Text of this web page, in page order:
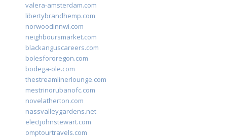
valera-amsterdam.com
libertybrandhemp.com
norwoodinnwi.com
neighboursmarket.com
blackanguscareers.com
bolesfororegon.com
bodega-ole.com
thestreamlinerlounge.com
mestrinorubanofc.com
novelatherton.com
nassvalleygardens.net
electjohnstewart.com
omptourtravels.com